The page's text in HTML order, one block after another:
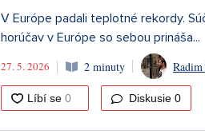
V Európe padali teplotné rekordy.
horúčav v Európe so sebou prináša...
27. 5. 2026 2 minuty
Diskusie 0